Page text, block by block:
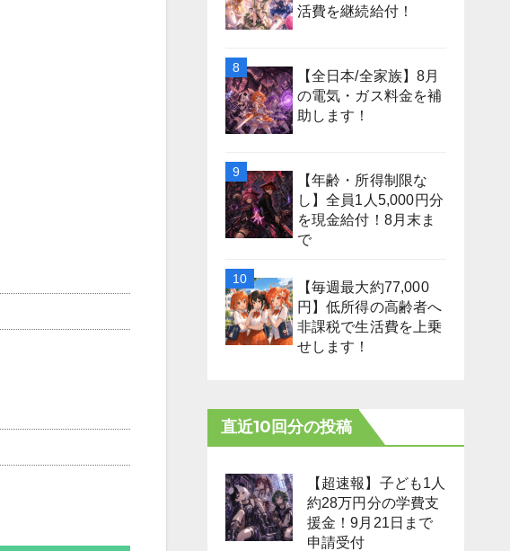
活費を継続給付！
【全日本/全家族】8月
の電気・ガス料金を補
助します！
【年齢・所得制限な
し】全員1人5,000円分
を現金給付！8月末ま
で
【毎週最大約77,000
円】低所得の高齢者へ
非課税で生活費を上乗
せします！
直近10回分の投稿
【超速報】子ども1人
約28万円分の学費支
援金！9月21日まで
申請受付